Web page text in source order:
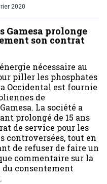
2020
Gamesa prolonge
son contrat
nécessaire au
piller les phosphates
Occidental est fournie
de
La société a
prolongé de 15 ans
de service pour les
controversées, tout en
de refuser de faire un
commentaire sur la
du consentement